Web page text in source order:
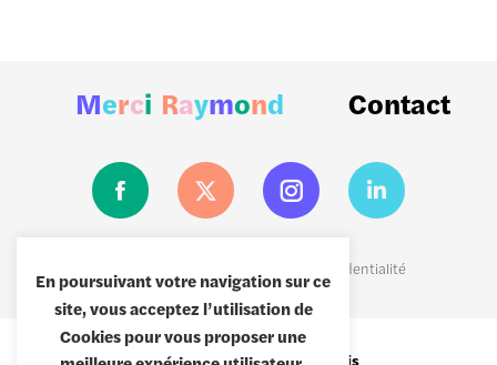
Merci Raymond Contact
Politiques de confidentialité
8 passage Brulon, 75012 Paris
En poursuivant votre navigation sur ce
site, vous acceptez l’utilisation de
Cookies pour vous proposer une